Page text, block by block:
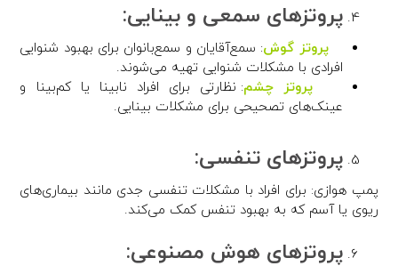
پروتزهای سمعی و بینایی:
پروتز گوش: سمع‌آقایان و سمع‌بانوان برای بهبود شنوایی
افرادی با مشکلات شنوایی تهیه می‌شوند.
پروتز چشم: نظارتی برای افراد نابینا یا کم‌بینا و
عینک‌های تصحیحی برای مشکلات بینایی.
پروتزهای تنفسی:
پمپ هوازی: برای افراد با مشکلات تنفسی جدی مانند بیماری‌های
ریوی یا آسم که به بهبود تنفس کمک می‌کند.
پروتزهای هوش مصنوعی: